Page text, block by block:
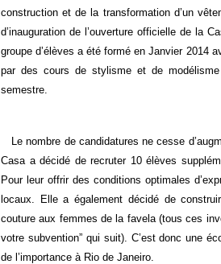
construction et de la transformation d’un
d’inauguration de l’ouverture officielle de la
groupe d’élèves a été formé en Janvier 2014
par des cours de stylisme et de
semestre.
Le nombre de candidatures ne cesse
Casa a décidé de recruter 10 élèves
Pour leur offrir des conditions optimales
locaux. Elle a également décidé de
couture aux femmes de la favela (tous ces
votre subvention” qui suit). C’est donc une
de l’importance à Rio de Janeiro.